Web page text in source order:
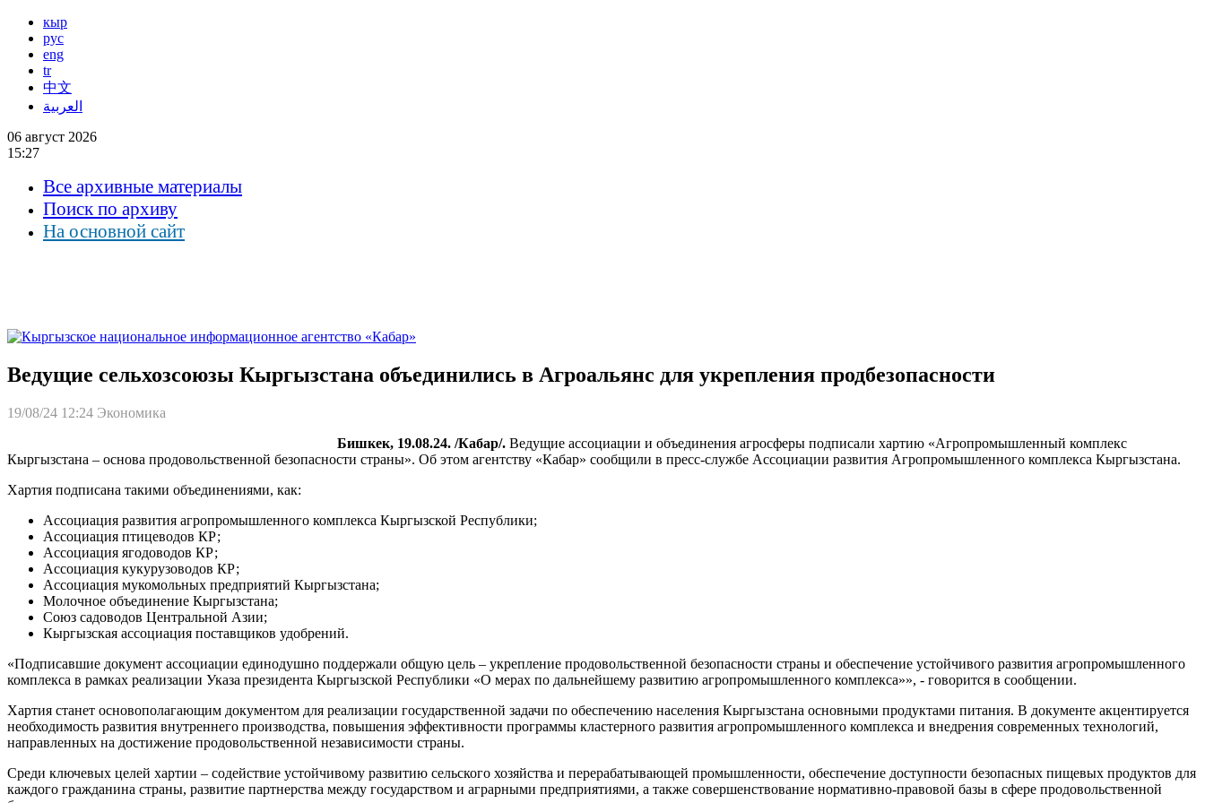
кыр
рус
eng
tr
中文
العربية
06 август 2026
15:27
Все архивные материалы
Поиск по архиву
На основной сайт
Ведущие сельхозсоюзы Кыргызстана объединились в Агроальянс для укрепления продбезопасности
19/08/24 12:24 Экономика
Бишкек, 19.08.24. /Кабар/. Ведущие ассоциации и объединения агросферы подписали хартию «Агропромышленный комплекс
Кыргызстана – основа продовольственной безопасности страны». Об этом агентству «Кабар» сообщили в пресс-службе Ассоциации развития Агропромышленного комплекса Кыргызстана.
Хартия подписана такими объединениями, как:
Ассоциация развития агропромышленного комплекса Кыргызской Республики;
Ассоциация птицеводов КР;
Ассоциация ягодоводов КР;
Ассоциация кукурузоводов КР;
Ассоциация мукомольных предприятий Кыргызстана;
Молочное объединение Кыргызстана;
Союз садоводов Центральной Азии;
Кыргызская ассоциация поставщиков удобрений.
«Подписавшие документ ассоциации единодушно поддержали общую цель – укрепление продовольственной безопасности страны и обеспечение устойчивого развития агропромышленного
комплекса в рамках реализации Указа президента Кыргызской Республики «О мерах по дальнейшему развитию агропромышленного комплекса»», - говорится в сообщении.
Хартия станет основополагающим документом для реализации государственной задачи по обеспечению населения Кыргызстана основными продуктами питания. В документе акцентируется
необходимость развития внутреннего производства, повышения эффективности программы кластерного развития агропромышленного комплекса и внедрения современных технологий,
направленных на достижение продовольственной независимости страны.
Среди ключевых целей хартии – содействие устойчивому развитию сельского хозяйства и перерабатывающей промышленности, обеспечение доступности безопасных пищевых продуктов для
каждого гражданина страны, развитие партнерства между государством и аграрными предприятиями, а также совершенствование нормативно-правовой базы в сфере продовольственной